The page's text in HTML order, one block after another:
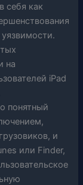
себя как
на
iPad
понятный
и
или Finder,